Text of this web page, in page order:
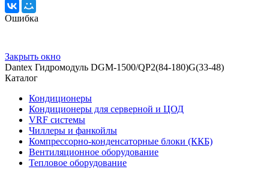
Ошибка
Закрыть окно
Dantex Гидромодуль DGM-1500/QP2(84-180)G(33-48)
Каталог
Кондиционеры
Кондиционеры для серверной и ЦОД
VRF системы
Чиллеры и фанкойлы
Компрессорно-конденсаторные блоки (ККБ)
Вентиляционное оборудование
Тепловое оборудование